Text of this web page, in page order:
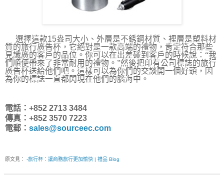
選擇這款15盎司 大小、外層是不銹鋼材質、裡層是塑料材
質的旅行廣告杯，它絕對是一款高端的禮物，肯定符合那些
見識廣的客戶的品位。你可以在出差碰到客戶的時候說：“我
們順便帶來了非常耐用的禮物。”然後把印有公司標誌的旅行
廣告杯送給他們吧。這樣可以為你們的交談開一個好頭，因
為你的標誌一直都閃現在他們的腦海中。
電話：+852 2713 3484
傳真：+852 3570 7223
電郵： sales@sourceec.com
原文見： -旅行杯：讓商務旅行更加愉快 | 禮品 Blog